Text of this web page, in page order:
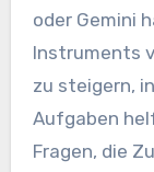
oder Gemini
Instruments
zu steigern,
Aufgaben
Fragen, die